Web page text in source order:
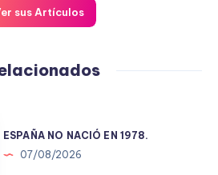
sus Artículos
ESPAÑA NO NACIÓ EN 1978.
07/08/2026